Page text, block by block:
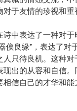
于友情的珍视和重
中表达了一种对
俟良缘”，表达了对
只待良机。这种
出的从容和自信
信自己的才华和